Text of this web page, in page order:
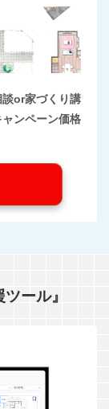
談or家づくり講
ンペーン価格
ール』